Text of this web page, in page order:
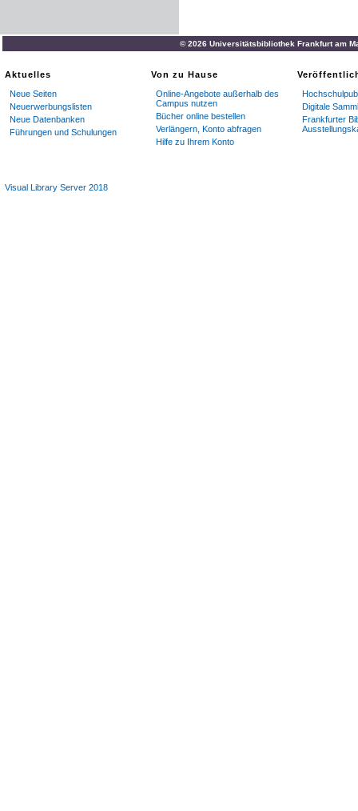
© 2026 Universitätsbibliothek Frankfurt am
Aktuelles
Neue Seiten
Neuerwerbungslisten
Neue Datenbanken
Führungen und Schulungen
Von zu Hause
Online-Angebote außerhalb des
Campus nutzen
Bücher online bestellen
Verlängern, Konto abfragen
Hilfe zu Ihrem Konto
Digitale
Frankfurter
Visual Library Server 2018